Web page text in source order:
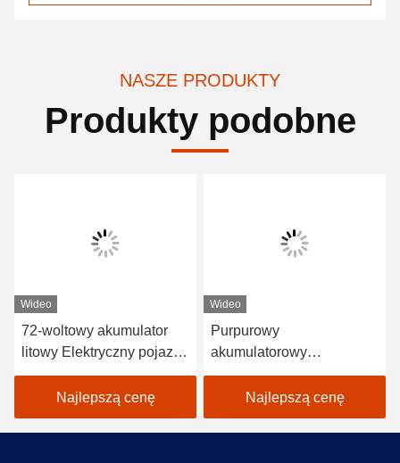
NASZE PRODUKTY
Produkty podobne
Wideo
72-woltowy akumulator
litowy Elektryczny pojazd
Autobus 18 pasażerów
Autobusy otwarte do
zwiedzania
Najlepszą cenę
Wideo
Purpurowy
akumulatorowy
elektryczny samochód
golfowy 48V Mini Club 4
osobowy samochód
Najlepszą cenę